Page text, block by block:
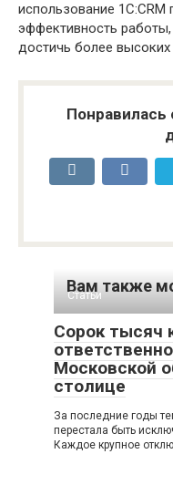
использование
эффективность работы,
достичь более
Понравилась
Вам также
Статьи
Сорок тысяч
Московской
столице
За последние годы
перестала быть
Каждое крупное